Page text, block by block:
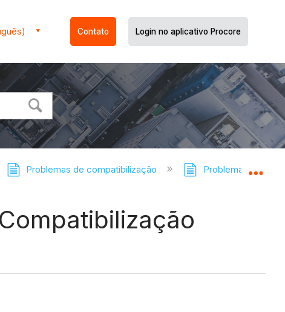
Contato Login no aplicativo Procore
Problemas de compatibilização Problemas de